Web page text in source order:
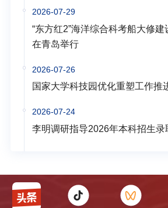
2026-07-29
“东方红2”海洋综合科考船大修
在青岛举行
2026-07-26
国家大学科技园优化重塑工作推
2026-07-24
李明调研指导2026年本科招生录